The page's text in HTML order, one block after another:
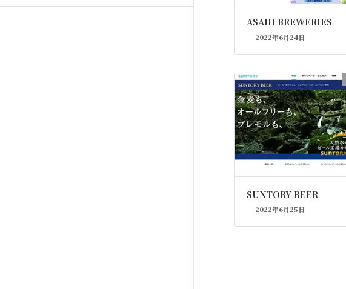
ASAHI BREWERIES
2022年6月24日
SUNTORY BEER
2022年6月25日